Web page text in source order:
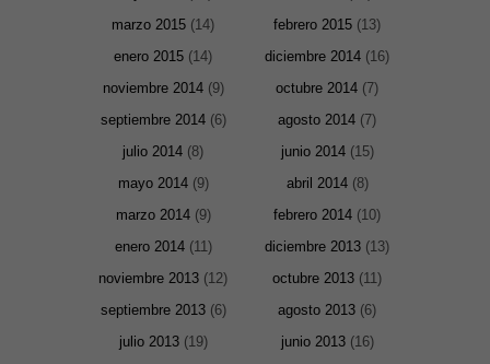
marzo 2015 (14) febrero 2015 (13)
enero 2015 (14) diciembre 2014 (16)
noviembre 2014(9) octubre 2014 (7)
septiembre 2014(6) agosto 2014 (7)
julio 2014 (8) junio 2014(15)
mayo 2014(9) abril 2014(8)
marzo 2014(9) febrero 2014 (10)
enero 2014(11) diciembre 2013 (13)
noviembre 2013 (12) octubre 2013 (11)
septiembre 2013(6) agosto 2013 (6)
julio 2013(19) junio 2013(16)
algunas
desaparecerán
Marketing
Al compartir tus
intereses y
comportamiento
mientras visitas
nuestro sitio,
aumentas la
ver contenido y
personalizados.